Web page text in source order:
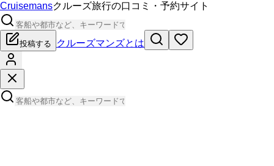
Cruisemansクルーズ旅行の口コミ・予約サイト
投稿する クルーズマンズとは